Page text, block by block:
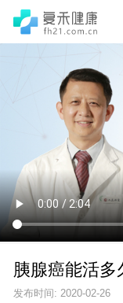
胰腺癌能活多
发布时间: 2020-02-26